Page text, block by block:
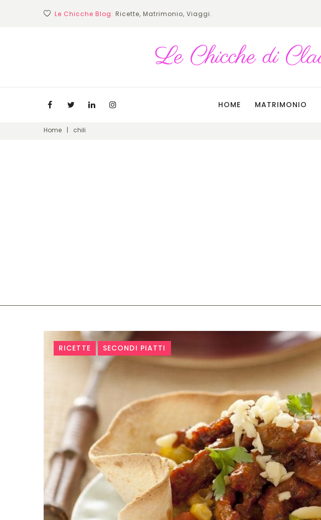
Le Chicche Blog: Ricette, Matrimonio, Viaggi.
HOME MATRIMONIO
Home | chili
Tag:
chili
RICETTE SECONDI PIATTI